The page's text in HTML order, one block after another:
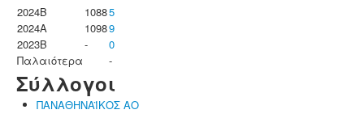
2024B
10885
2024A
10989
2023B
-
0
Παλαιότερα
-
Σύλλογοι
ΠΑΝΑΘΗΝΑΪΚΟΣ ΑΟ